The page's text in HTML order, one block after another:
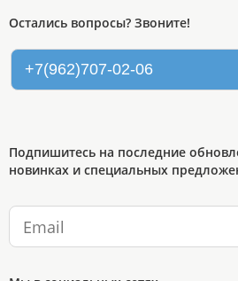
Остались вопросы? Звоните!
+7(962)707-02-06
Подпишитесь на последние
новинках и специальных